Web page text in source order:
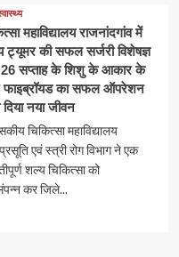
महाविद्यालय राजनांदगांव में
ट्यूमर की सफल सर्जरी विशेषज्ञ
26 सप्ताह के शिशु के आकार के
फाइब्रॉयड का सफल ऑपरेशन
नया जीवन
चिकित्सा महाविद्यालय
एवं स्त्री रोग विभाग ने एक
शल्य चिकित्सा को
कर जिले...